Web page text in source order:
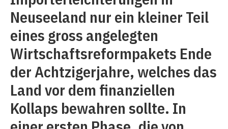
Neuseeland nur ein kleiner Teil
eines gross angelegten
Wirtschaftsreformpakets Ende
der Achtzigerjahre, welches das
Land vor dem finanziellen
Kollaps bewahren sollte. In